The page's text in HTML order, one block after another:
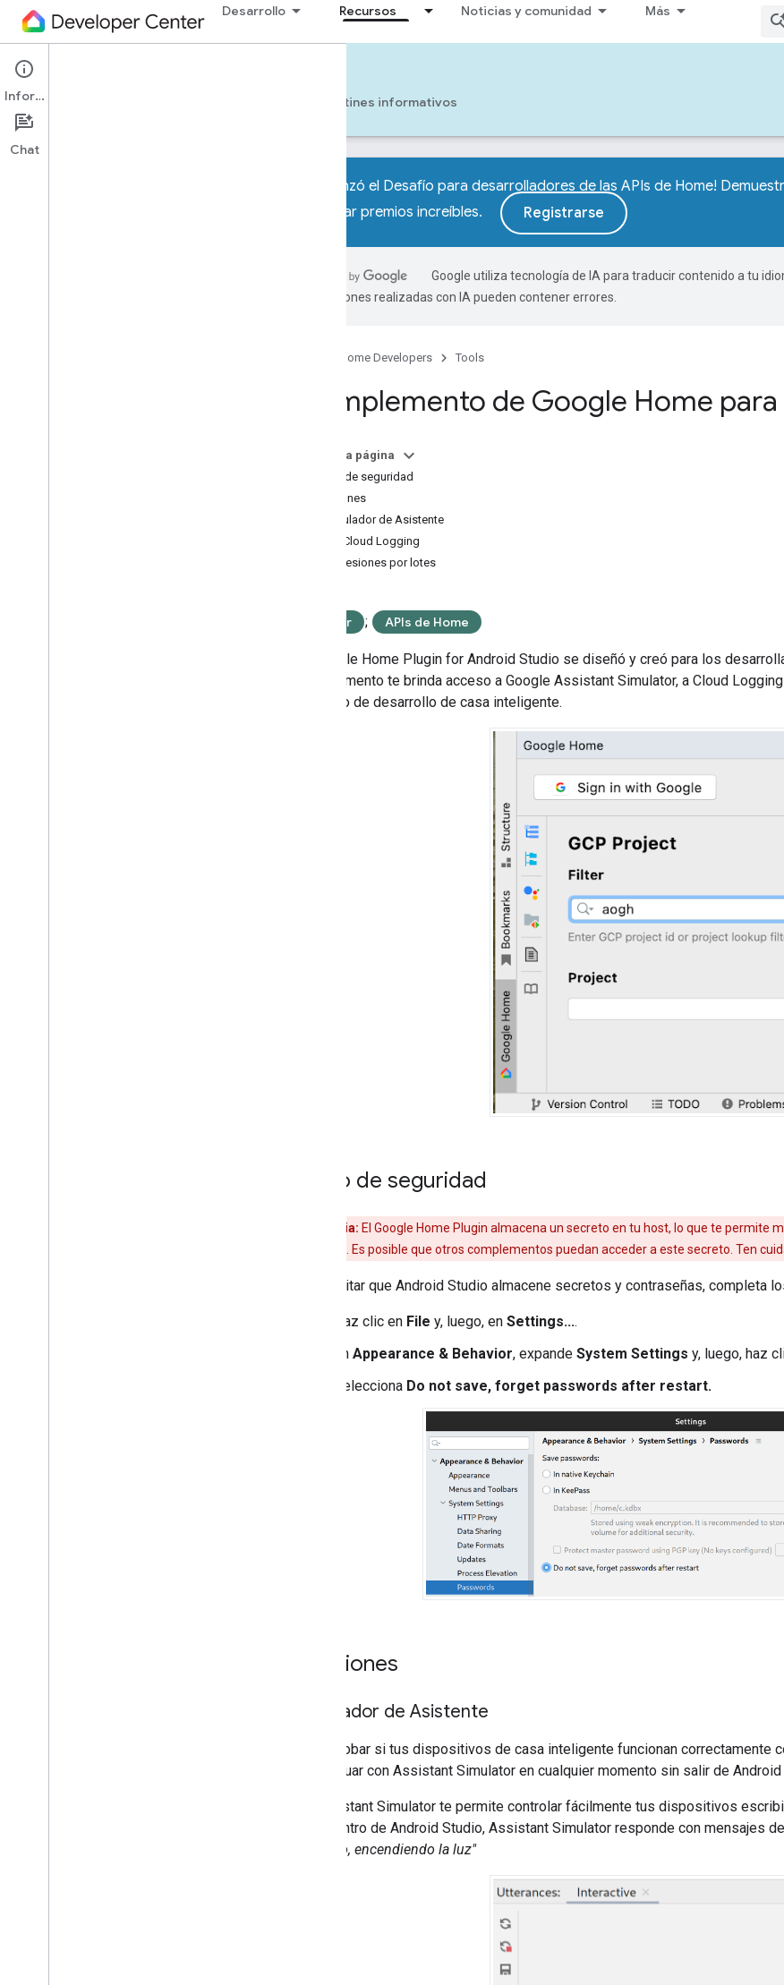
Desarrollo Recursos Noticias y comunidad Más
Tools
Herramientas Boletines informativos
¡Comenzó el Desafío para desarrolladores de las APIs de Home!
de ganar premios increíbles.
Registrarse
Google utiliza tecnología de IA para traducir contenido a tu
traducciones realizadas con IA pueden contener errores.
Google Home Developers Tools
Complemento de Google Home
En esta página
Aviso de seguridad
Funciones
Simulador de Asistente
Ver Cloud Logging
Expresiones por lotes
Matter ; APIs de Home
Google Home Plugin for Android Studio se diseñó y creó para los
complemento te brinda acceso a Google Assistant Simulator, a Cloud
proceso de desarrollo de casa inteligente.
Aviso de seguridad
Advertencia: El Google Home Plugin almacena un secreto en tu host, lo que te permite
. Es posible que otros complementos puedan acceder a este secreto. Ten
Para evitar que Android Studio almacene secretos y contraseñas, completa
Haz clic en File y, luego, en Settings....
En Appearance & Behavior, expande System Settings y, luego, haz
Selecciona Do not save, forget passwords after restart.
Funciones
Simulador de Asistente
Para probar si tus dispositivos de casa inteligente funcionan correctamente
interactuar con Assistant Simulator en cualquier momento sin salir de
Assistant Simulator te permite controlar fácilmente tus dispositivos
Dentro de Android Studio, Assistant Simulator responde con mensajes
acuerdo, encendiendo la luz"
Información
Chat